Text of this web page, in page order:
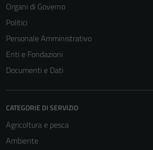
Organi di Governo
Politici
Personale Amministrativo
Enti e Fondazioni
Documenti e Dati
CATEGORIE DI SERVIZIO
Agricoltura e pesca
Ambiente